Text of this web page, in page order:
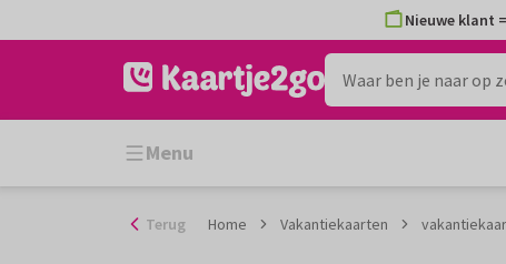
naar
Nieuwe klant
Menu
Terug Home Vakantiekaarten